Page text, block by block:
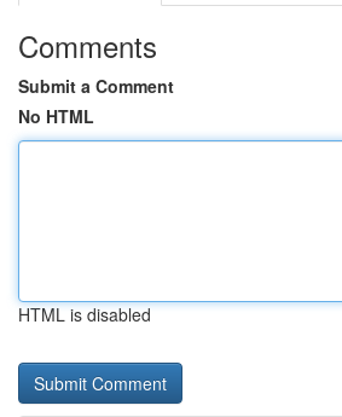
Comments
Submit a Comment
No HTML
HTML is disabled